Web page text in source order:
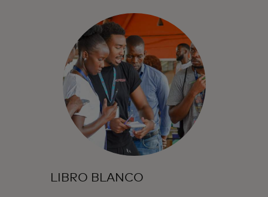
LIBRO BLANCO